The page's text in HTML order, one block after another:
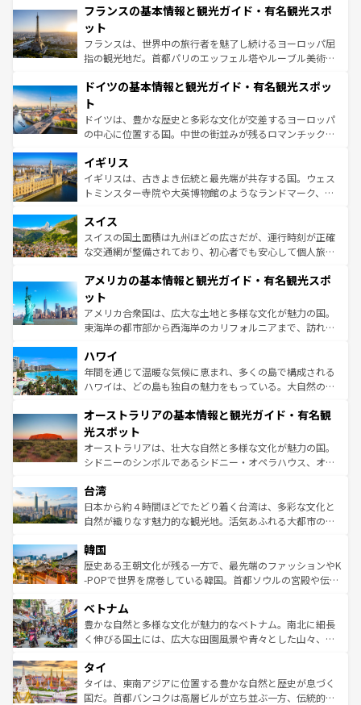
なお、新着のイタリア情報はコンテンツ一覧を参照してほ
しい。
文化が根付くこの国では、情熱的なフラメンコ、熱気あふ
れる闘牛、そして美味しいタパスが生活の一部となってい
る。首都マドリードの洗練された雰囲気や、バルセロナの
アートに溢れた街角から、地方では古代ローマ遺跡や中世
せる。地方によって風土や気候が異なるスペインはその個
ンテンツ一覧 を参照してほしい。
フランスの基本情報と観光ガイド・有名観光スポ
ット
フランスは、世界中の旅行者を魅了し続けるヨーロッパ屈
指の観光地だ。首都パリのエッフェル塔やルーブル美術館
で、幅広い魅力が詰まっている。華麗な宮殿、歴史的な大
聖堂、美しいビーチ、そして豊かな自然が、訪れる者を心
から魅了する。また、フランスは美食の国としても知ら
れ、フランス料理はユネスコ無形文化遺産にも登録されて
香り高いラベンダー畑など、多彩な楽しみ方が可能だ。さ
らに、パリ以外の地域にも魅力が溢れており、どの街角に
も豊かな歴史と文化が息づいている。パリ以外の個性あふ
を参照してほしい。
ドイツの基本情報と観光ガイド・有名観光スポッ
ト
ドイツは、豊かな歴史と多彩な文化が交差するヨーロッパ
の中心に位置する国。中世の街並みが残るロマンチック街
顔を持つこの国は、どこを歩いても飽きることがない。ベ
ルリンの文化的活気、バイエルン州のアルプスの絶景、そ
してライン川沿いのワイン畑といった風景は必見。ビール
は、お酒好きな人にはぜひ体験してほしい。 なお、新着の
ドイツ情報はコンテンツ一覧を参照してほしい。
イギリス
イギリスは、古きよき伝統と最先端が共存する国。ウェス
トミンスター寺院や大英博物館のようなランドマーク、歴
リアごとに異なる魅力がある。また、優雅なアフタヌーン
ティー、ビール好きにはたまらない英国パブ、サッカー観
戦など、本場だからこそできる体験も豊富。イギリスを旅
ンツ一覧を参照してほしい。
スイス
スイスの国土面積は九州ほどの広さだが、運行時刻が正確
な交通網が整備されており、初心者でも安心して個人旅行
の建物がそのまま残る町や、スイスならではのユニークな
博物館もあり、アルプス観光だけでなく町歩きも満喫する
ことができる。国民の所得が高いため物価も高いが、旅行
者向けの交通パス提供のサービスもあり、うまく活用すれ
着のスイス情報は
アメリカの基本情報と観光ガイド・有名観光スポ
ット
アメリカ合衆国は、広大な土地と多様な文化が魅力の国。
東海岸の都市部から西海岸のカリフォルニアまで、訪れる
のような巨大都市は、観光、ショッピング、エンターテイ
ンメントが詰まった刺激的なスポットだ。一方、アメリカ
西部には大自然が広がり、グランドキャニオンやイエロー
部のニューオーリンズでは、音楽と美食が融合した独特の
文化が魅力。旅行者はアメリカの各地域で異なる魅力を楽
しみながら、その多様性と豊かな歴史を感じることができ
るだろう。車でのロードトリップや列車の旅も、アメリカ
情報は
ハワイ
年間を通じて温暖な気候に恵まれ、多くの島で構成される
ハワイは、どの島も独自の魅力をもっている。大自然の神
ワイ島は見逃せない。また、定番の観光地といえばオアフ
島だが、静かな自然を求めるならマウイ島やカウアイ島が
おすすめ。エメラルドグリーンに輝く海をはじめ、豊かな
文化や歴史が息づいている。「アロハスピリット」と呼ば
人々、おいしいローカルフードやハワイアンミュージッ
ク、伝統的なフラダンスなど、すべてがハワイの魅力を彩
っている。訪れるたびに新しい発見と感動が待っているハ
はコンテンツ一覧
オーストラリアの基本情報と観光ガイド・有名観
光スポット
オーストラリアは、壮大な自然と多様な文化が魅力の国。
シドニーのシンボルであるシドニー・オペラハウス、オー
リアリーフや大陸中央部にそびえるウルル（エアーズロッ
ク）、タスマニアの美しい原生林やケアンズの熱帯雨林な
ど、見どころがたくさん。また、カフェやワイン、オージ
いる。アクティビティも充実しており、サーフィンやダイ
ビング、ハイキングなど、アウトドア好きにはたまらな
い。オーストラリアの多彩な魅力を存分に味わいつくそ
参照してほしい。
台湾
日本から約４時間ほどでたどり着く台湾は、多彩な文化と
自然が織りなす魅力的な観光地。活気あふれる大都市の台
ン）、静ひつな山岳地帯である台湾東部など、都市の喧騒
と山間の静けさが共存しており、訪れる人に新しい発見と
驚きをもたらしてくれる。また、奥深い台湾の食文化も魅
容にもいいと評判のスイーツなど、バラエティ豊かな料理
が味わえる。 なお、新着の台湾情報は コンテンツ一覧を参
照してほしい。
韓国
歴史ある王朝文化が残る一方で、最先端のファッションやK
-POPで世界を席巻している韓国。首都ソウルの宮殿や伝統
き、地方に足を延ばせば四季折々の自然美を楽しむことが
できる。そして、キムチや焼肉、絶品のストリートフード
まで、さまざまな韓国料理が待っている。夜には、韓国な
リティに包まれながら、韓国の多彩な魅力を心ゆくまで味
わってみてほしい。 なお、新着の韓国情報はコンテンツ一
覧を参照してほしい。
ベトナム
豊かな自然と多様な文化が魅力的なベトナム。南北に細長
く伸びる国土には、広大な田園風景や青々とした山々、世
急速な発展と共に伝統が息づく。ハノイの古い町並みやホ
ーチミン市のフランス統治時代の建物も、独特の雰囲気を
醸し出している。また、バラエティの豊かさとおいしさで
タイ
タイは、東南アジアに位置する豊かな自然と歴史が息づく
国だ。首都バンコクは高層ビルが立ち並ぶ一方、伝統的な